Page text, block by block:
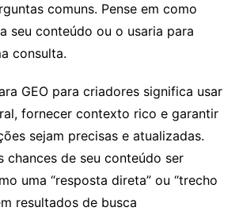
comuns. Pense em como
seu conteúdo ou o usaria para
consulta.
GEO para criadores significa usar
fornecer contexto rico e garantir
sejam precisas e atualizadas.
chances de seu conteúdo ser
uma “resposta direta” ou “trecho
resultados de busca